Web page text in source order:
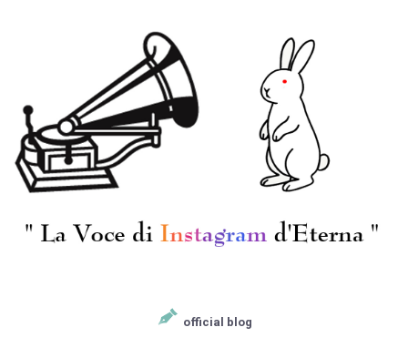
official blog